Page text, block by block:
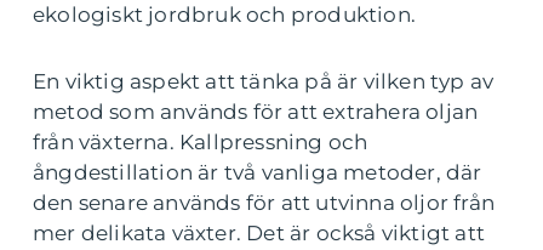
ekologiskt jordbruk och produktion.
En viktig aspekt att tänka på är vilken typ av
metod som används för att extrahera oljan
från växterna. Kallpressning och
ångdestillation är två vanliga metoder, där
den senare används för att utvinna oljor från
mer delikata växter. Det är också viktigt att